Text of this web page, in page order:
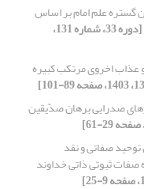
گستره علم امام بر اساس
[دوره 33، شماره 131،
عذاب اخروی مرتکب کبیره
صدرایی برهان صدّیقین
توحید صفاتی و نقد
ثبوتی ذاتی خداوند